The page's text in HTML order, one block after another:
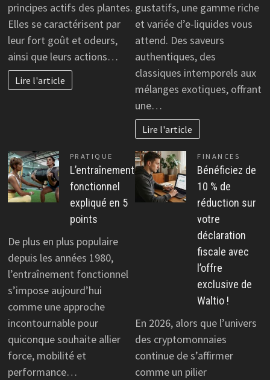
principes actifs des plantes.
Elles se caractérisent par
leur fort goût et odeurs,
ainsi que leurs actions…
Lire l'article
gustatifs, une gamme riche
et variée d’e-liquides vous
attend. Des saveurs
authentiques, des
classiques intemporels aux
mélanges exotiques, offrant
une…
Lire l'article
PRATIQUE
L’entraînement
fonctionnel
expliqué en 5
points
De plus en plus populaire
depuis les années 1980,
l’entraînement fonctionnel
s’impose aujourd’hui
comme une approche
incontournable pour
quiconque souhaite allier
force, mobilité et
performance…
FINANCES
Bénéficiez de
10 % de
réduction sur
votre
déclaration
fiscale avec
l’offre
exclusive de
Waltio !
En 2026, alors que l’univers
des cryptomonnaies
continue de s’affirmer
comme un pilier